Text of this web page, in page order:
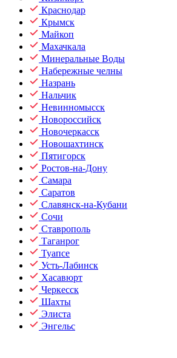
Краснодар
Крымск
Майкоп
Махачкала
Минеральные Воды
Набережные челны
Назрань
Нальчик
Невинномысск
Новороссийск
Новочеркасск
Новошахтинск
Пятигорск
Ростов-на-Дону
Самара
Саратов
Славянск-на-Кубани
Сочи
Ставрополь
Таганрог
Туапсе
Усть-Лабинск
Хасавюрт
Черкесск
Шахты
Элиста
Энгельс